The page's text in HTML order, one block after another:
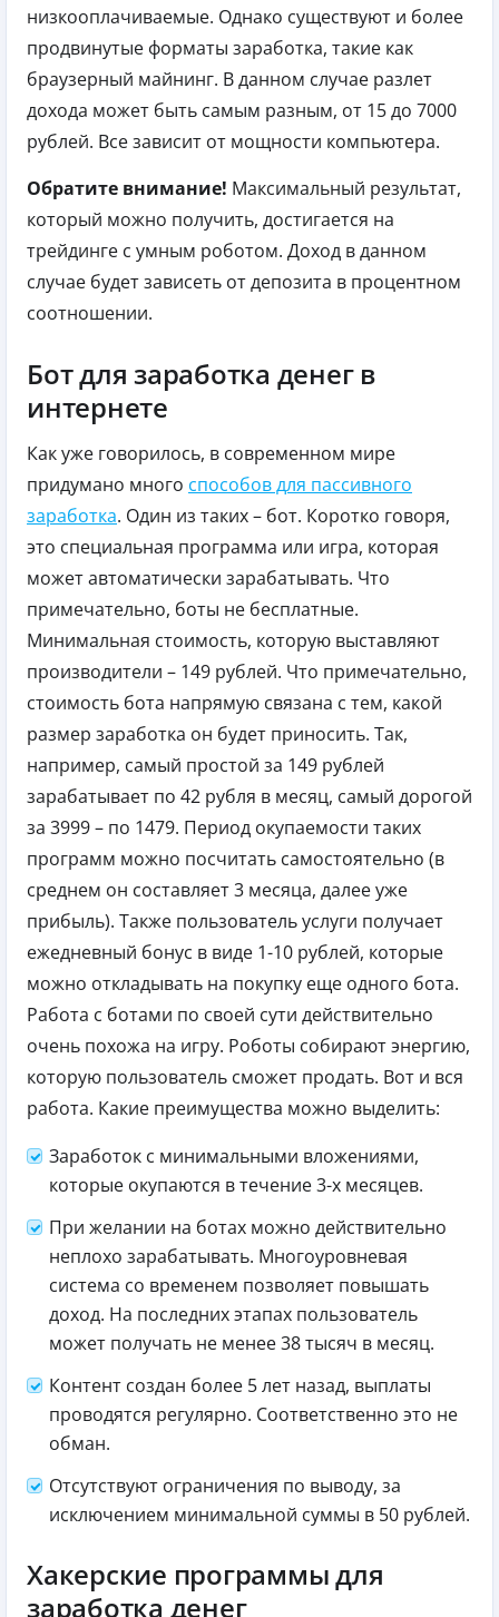
низкооплачиваемые. Однако существуют и более
продвинутые форматы заработка, такие как
браузерный майнинг. В данном случае разлет
дохода может быть самым разным, от 15 до 7000
рублей. Все зависит от мощности компьютера.
Обратите внимание! Максимальный результат,
который можно получить, достигается на
трейдинге с умным роботом. Доход в данном
случае будет зависеть от депозита в процентном
соотношении.
Бот для заработка денег в
интернете
Как уже говорилось, в современном мире
придумано много способов для пассивного
заработка. Один из таких – бот. Коротко говоря,
это специальная программа или игра, которая
может автоматически зарабатывать. Что
примечательно, боты не бесплатные.
Минимальная стоимость, которую выставляют
производители – 149 рублей. Что примечательно,
стоимость бота напрямую связана с тем, какой
размер заработка он будет приносить. Так,
например, самый простой за 149 рублей
зарабатывает по 42 рубля в месяц, самый дорогой
за 3999 – по 1479. Период окупаемости таких
программ можно посчитать самостоятельно (в
среднем он составляет 3 месяца, далее уже
прибыль). Также пользователь услуги получает
ежедневный бонус в виде 1-10 рублей, которые
можно откладывать на покупку еще одного бота.
Работа с ботами по своей сути действительно
очень похожа на игру. Роботы собирают энергию,
которую пользователь сможет продать. Вот и вся
работа. Какие преимущества можно выделить:
Заработок с минимальными вложениями,
которые окупаются в течение 3-х месяцев.
При желании на ботах можно действительно
неплохо зарабатывать. Многоуровневая
система со временем позволяет повышать
доход. На последних этапах пользователь
может получать не менее 38 тысяч в месяц.
Контент создан более 5 лет назад, выплаты
проводятся регулярно. Соответственно это не
обман.
Отсутствуют ограничения по выводу, за
исключением минимальной суммы в 50 рублей.
Хакерские программы для
заработка денег